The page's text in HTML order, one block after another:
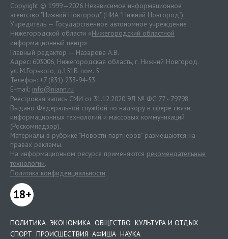
Copyright © 1999—2026 Независимое информационное
агентство "Нижний Новгород" (НИА "Нижний Новгород")
Учредитель — Государственное автономное учреждение
Нижегородской области «Нижегородский областной
информационный центр»
Главный редактор — Назарова А.В.
Адрес: 603006, Нижегородская область, г. Нижний Новгород.
ул. М.Горького, д.151Б, пом. 5
Телефон: +7 (831) 233-94-53
E-mail: info@niann.ru
Реестровая запись СМИ от 31.12.2020 ЭЛ № ФС 77 - 79798.
Выдано Федеральной службой по надзору в сфере связи,
информационных технологий и массовых коммуникаций
(Роскомнадзор).
Материалы в рубрике "Новости партнеров" размещаются на
правах рекламы.
На информационном ресурсе применяются рекомендательные
технологии.
Политика конфиденциальности
18+
ПОЛИТИКА ЭКОНОМИКА ОБЩЕСТВО КУЛЬТУРА И ОТДЫХ
СПОРТ ПРОИСШЕСТВИЯ АФИША НАУКА